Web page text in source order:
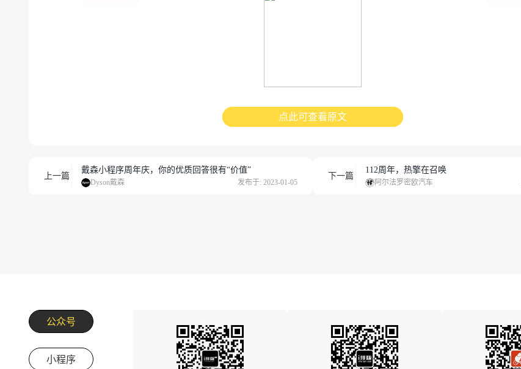
点此可查看原文
上一篇
戴森小程序周年庆，你的优质回答很有“价值”
Dyson戴森 发布于: 2023-01-05
下一篇
112周年，热擎在召唤
阿尔法罗密欧汽车
公众号
小程序